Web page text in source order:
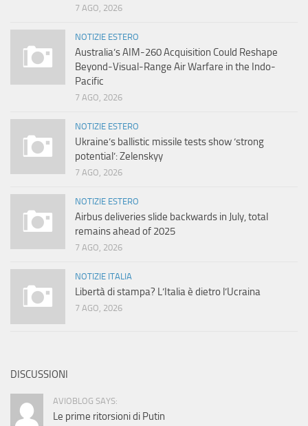
7 AGO, 2026
NOTIZIE ESTERO
Australia’s AIM-260 Acquisition Could Reshape
Beyond-Visual-Range Air Warfare in the Indo-
Pacific
7 AGO, 2026
NOTIZIE ESTERO
Ukraine’s ballistic missile tests show ‘strong
potential’: Zelenskyy
7 AGO, 2026
NOTIZIE ESTERO
Airbus deliveries slide backwards in July, total
remains ahead of 2025
7 AGO, 2026
NOTIZIE ITALIA
Libertà di stampa? L’Italia è dietro l’Ucraina
7 AGO, 2026
DISCUSSIONI
AVIOBLOG SAYS:
Le prime ritorsioni di Putin